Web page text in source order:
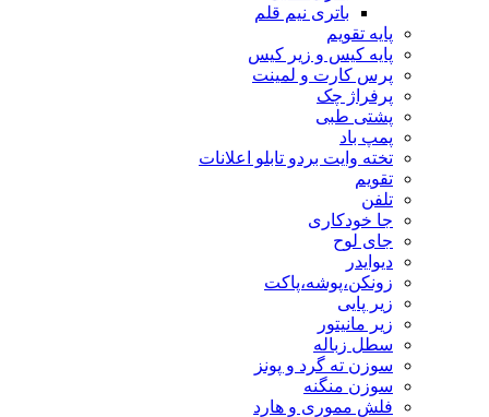
باتری نیم قلم
پایه تقویم
پایه کیس و زیر کیس
پرس کارت و لمینت
پرفراژ چک
پشتی طبی
پمپ باد
تخته وایت بردو تابلو اعلانات
تقویم
تلفن
جا خودکاری
جای لوح
دیوایدر
زونکن،پوشه،پاکت
زیر پایی
زیر مانیتور
سطل زباله
سوزن ته گرد و پونز
سوزن منگنه
فلش مموری و هارد